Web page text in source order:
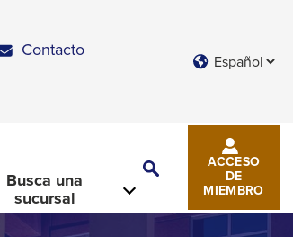
Contacto
Languages
Busca una
sucursal
Search
ACCESO
DE
MIEMBRO